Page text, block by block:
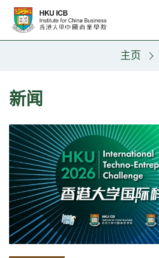
跳往主要内容
主页
新闻